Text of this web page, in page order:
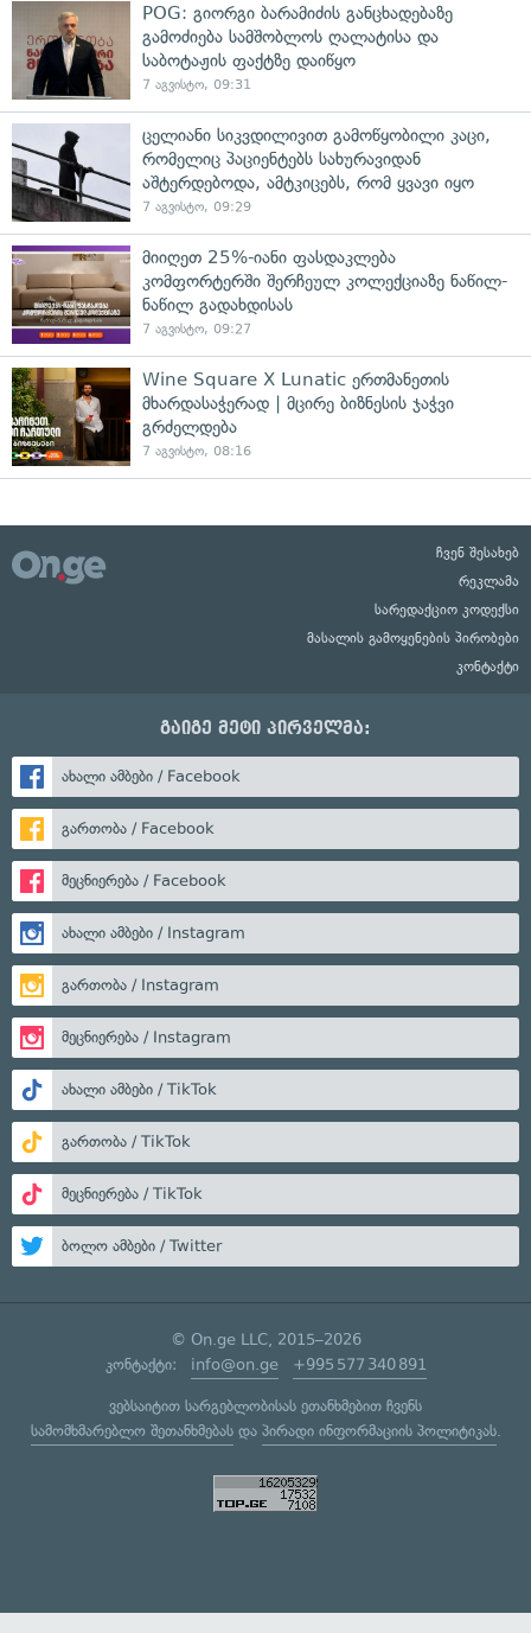
POG: გიორგი ბარამიძის განცხადებაზე
გამოძიება სამშობლოს ღალატისა და
საბოტაჟის ფაქტზე დაიწყო
7 აგვისტო, 09:31
ცელიანი სიკვდილივით გამოწყობილი კაცი,
რომელიც პაციენტებს სახურავიდან
აშტერდებოდა, ამტკიცებს, რომ ყვავი იყო
7 აგვისტო, 09:29
მიიღეთ 25%-იანი ფასდაკლება
კომფორტერში შერჩეულ კოლექციაზე ნაწილ-
ნაწილ გადახდისას
7 აგვისტო, 09:27
Wine Square X Lunatic ერთმანეთის
მხარდასაჭერად | მცირე ბიზნესის ჯაჭვი
გრძელდება
7 აგვისტო, 08:16
ჩვენ შესახებ
რეკლამა
სარედაქციო კოდექსი
მასალის გამოყენების პირობები
კონტაქტი
გაიგე მეტი პირველმა:
ახალი ამბები / Facebook
გართობა / Facebook
მეცნიერება / Facebook
ახალი ამბები / Instagram
გართობა / Instagram
მეცნიერება / Instagram
ახალი ამბები / TikTok
გართობა / TikTok
მეცნიერება / TikTok
ბოლო ამბები / Twitter
© On.ge LLC, 2015–2026
კონტაქტი: info@on.ge +995 577 340 891
ვებსაიტით სარგებლობისას ეთანხმებით ჩვენს
სამომხმარებლო შეთანხმებასდა პირადი ინფორმაციის პოლიტიკას.